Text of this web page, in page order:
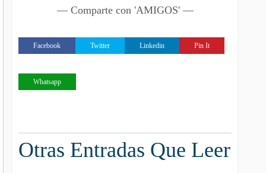
— Comparte con 'AMIGOS' —
Facebook Twitter Linkedin Pin It
Whatsapp
Otras Entradas Que Leer